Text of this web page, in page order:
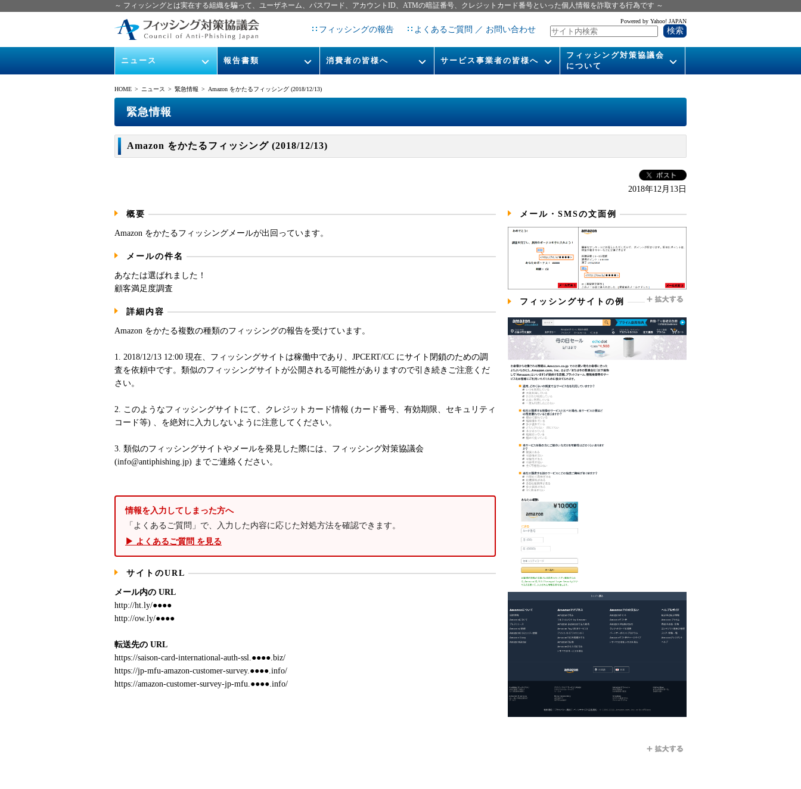
～ フィッシングとは実在する組織を騙って、ユーザネーム、パスワード、アカウントID、ATMの暗証番号、クレジットカード番号といった個人情報を詐取する行為です ～
フィッシングの報告 よくあるご質問 ／ お問い合わせ
Powered by Yahoo! JAPAN
ニュース
緊急情報
協議会からのお知らせ
ニュース記事集
報告書類
ガイドライン
協議会WG報告書
消費者の皆様へ
マンガでわかるフィッシング詐
サービス事業者の皆様へ
フィッシング対策協議会
について
入会案内
パンフレット
HOME > ニュース > 緊急情報 > Amazon をかたるフィッシング (2018/12/13)
緊急情報
Amazon をかたるフィッシング (2018/12/13)
2018年12月13日
概要
Amazon をかたるフィッシングメールが出回っています。
メールの件名
あなたは選ばれました！
顧客満足度調査
詳細内容
Amazon をかたる複数の種類のフィッシングの報告を受けています。
1. 2018/12/13 12:00 現在、フィッシングサイトは稼働中であり、JPCERT/CC にサイト閉鎖のための調
査を依頼中です。類似のフィッシングサイトが公開される可能性がありますので引き続きご注意くだ
さい。
2. このようなフィッシングサイトにて、クレジットカード情報 (カード番号、有効期限、セキュリティ
コード等) 、を絶対に入力しないように注意してください。
3. 類似のフィッシングサイトやメールを発見した際には、フィッシング対策協議会
(info@antiphishing.jp) までご連絡ください。
情報を入力してしまった方へ
「よくあるご質問」で、入力した内容に応じた対処方法を確認できます。
▶ よくあるご質問 を見る
サイトのURL
メール内の URL
http://ht.ly/●●●●
http://ow.ly/●●●●
転送先の URL
https://saison-card-international-auth-ssl.●●●●.biz/
https://jp-mfu-amazon-customer-survey.●●●●.info/
https://amazon-customer-survey-jp-mfu.●●●●.info/
メール・SMSの文面例
フィッシングサイトの例